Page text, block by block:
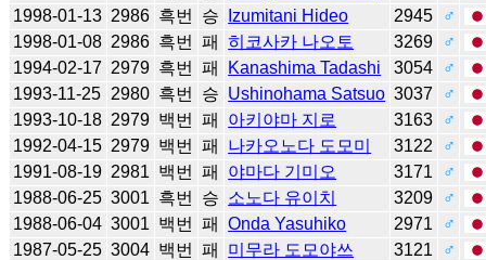
1998-01-13 2986 흑번 승 Izumitani Hideo 2945
♂
1998-01-08 2986 흑번 패 히코사카 나오토 3269
♂
1994-02-17 2979 흑번 패 Kanashima Tadashi 3054
♂
1993-11-25 2980 흑번 승 Ushinohama Satsuo 3037
♂
1993-10-18 2979 백번 패 아키야마 지로 3163
♂
1992-04-15 2979 백번 패 나카오노다 도모미 3122
♂
1991-08-19 2981 백번 패 야마다 기미오 3171
♂
1988-06-25 3001 흑번 승 소노다 유이치 3209
♂
1988-06-04 3001 백번 패 Onda Yasuhiko 2971
♂
1987-05-25 3004 백번 패 미무라 도모야쓰 3121
♂